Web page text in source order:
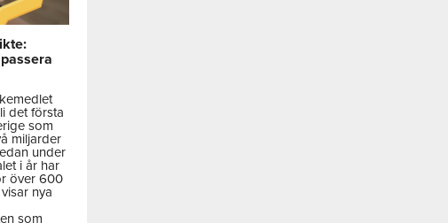
det första
som
miljarder
under
i år har
över 600
nya
som